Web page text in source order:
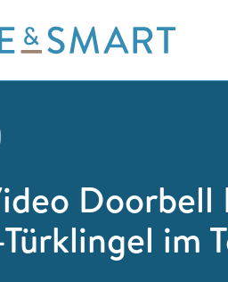
Doorbell
im